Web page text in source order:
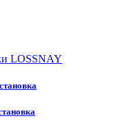
LOSSNAY